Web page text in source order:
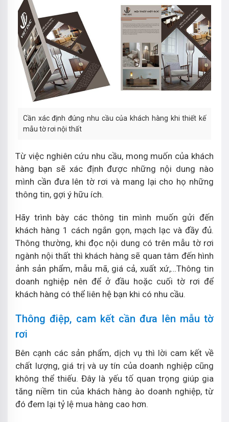
Cần xác định đúng nhu cầu của khách hàng khi thiết kế
mẫu tờ rơi nội thất
Từ việc nghiên cứu nhu cầu, mong muốn của khách
hàng bạn sẽ xác định được những nội dung nào
mình cần đưa lên tờ rơi và mang lại cho họ những
thông tin, gợi ý hữu ích.
Hãy trình bày các thông tin mình muốn gửi đến
khách hàng 1 cách ngắn gọn, mạch lạc và đầy đủ.
Thông thường, khi đọc nội dung có trên mẫu tờ rơi
ngành nội thất thì khách hàng sẽ quan tâm đến hình
ảnh sản phẩm, mẫu mã, giá cả, xuất xứ,…Thông tin
doanh nghiệp nên để ở đầu hoặc cuối tờ rơi để
khách hàng có thể liên hệ bạn khi có nhu cầu.
Thông điệp, cam kết cần đưa lên mẫu tờ
rơi
Bên cạnh các sản phẩm, dịch vụ thì lời cam kết về
chất lượng, giá trị và uy tín của doanh nghiệp cũng
không thể thiếu. Đây là yếu tố quan trọng giúp gia
tăng niềm tin của khách hàng ào doanh nghiệp, từ
đó đem lại tỷ lệ mua hàng cao hơn.